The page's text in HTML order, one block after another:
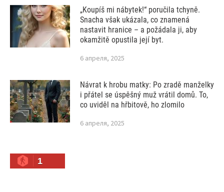
„Koupíš mi nábytek!“ poručila tchyně.
Snacha však ukázala, co znamená
nastavit hranice – a požádala ji, aby
okamžitě opustila její byt.
6 апреля, 2025
Návrat k hrobu matky: Po zradě manželky
i přátel se úspěšný muž vrátil domů. To,
co uviděl na hřbitově, ho zlomilo
6 апреля, 2025
1